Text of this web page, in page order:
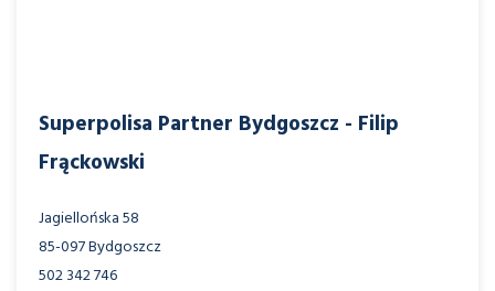
Superpolisa Partner Bydgoszcz - Filip
Frąckowski
Jagiellońska 58
85-097 Bydgoszcz
502 342 746